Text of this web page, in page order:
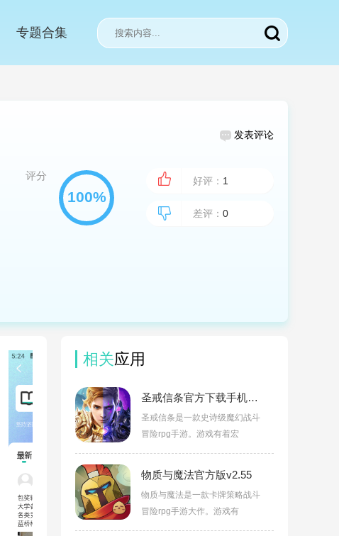
专题合集
发表评论
评分 好评： 1
差评： 0
相关应用
圣戒信条官方下载手机版v10.0.03
圣戒信条是一款史诗级魔幻战斗
冒险rpg手游。游戏有着宏
物质与魔法官方版v2.55
物质与魔法是一款卡牌策略战斗
冒险rpg手游大作。游戏有